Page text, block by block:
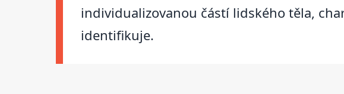
individualizovanou částí lidského těla,
identifikuje.